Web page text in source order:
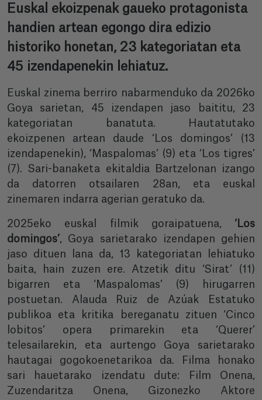
Euskal ekoizpenak gaueko protagonista
handien artean egongo dira edizio
historiko honetan, 23 kategoriatan eta
45 izendapenekin lehiatuz.
Euskal zinema berriro nabarmenduko da 2026ko
Goya sarietan, 45 izendapen jaso baititu, 23
kategoriatan banatuta. Hautatutako
ekoizpenen artean daude ‘Los domingos’ (13
izendapenekin), ‘Maspalomas’ (9) eta ‘Los tigres’
(7). Sari-banaketa ekitaldia Bartzelonan izango
da datorren otsailaren 28an, eta euskal
zinemaren indarra agerian geratuko da.
2025eko euskal filmik goraipatuena, ‘Los
domingos’, Goya sarietarako izendapen gehien
jaso dituen lana da, 13 kategoriatan lehiatuko
baita, hain zuzen ere. Atzetik ditu ‘Sirat’ (11)
bigarren eta ‘Maspalomas’ (9) hirugarren
postuetan. Alauda Ruiz de Azúak Estatuko
publikoa eta kritika bereganatu zituen ‘Cinco
lobitos’ opera primarekin eta ‘Querer’
telesailarekin, eta aurtengo Goya sarietarako
hautagai gogokoenetarikoa da. Filma honako
sari hauetarako izendatu dute: Film Onena,
Zuzendaritza Onena, Gizonezko Aktore